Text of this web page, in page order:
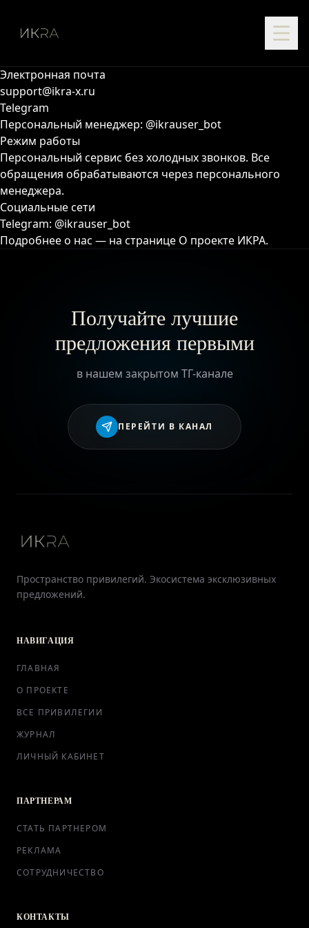
ИКРА — закрытое пространство привилегий для
предпринимателей и инвесторов. Свяжитесь с нами
Электронная почта
support@ikra-x.ru
Telegram
Персональный менеджер: @ikrauser_bot
Режим работы
Персональный сервис без холодных звонков. Все
обращения обрабатываются через персонального
менеджера.
Социальные сети
Telegram: @ikrauser_bot
Подробнее о нас — на странице О проекте ИКРА.
Получайте лучшие
предложения первыми
в нашем закрытом ТГ-канале
ПЕРЕЙТИ В КАНАЛ
Пространство привилегий. Экосистема эксклюзивных
предложений.
НАВИГАЦИЯ
ГЛАВНАЯ
О ПРОЕКТЕ
ВСЕ ПРИВИЛЕГИИ
ЖУРНАЛ
ЛИЧНЫЙ КАБИНЕТ
ПАРТНЕРАМ
СТАТЬ ПАРТНЕРОМ
РЕКЛАМА
СОТРУДНИЧЕСТВО
КОНТАКТЫ